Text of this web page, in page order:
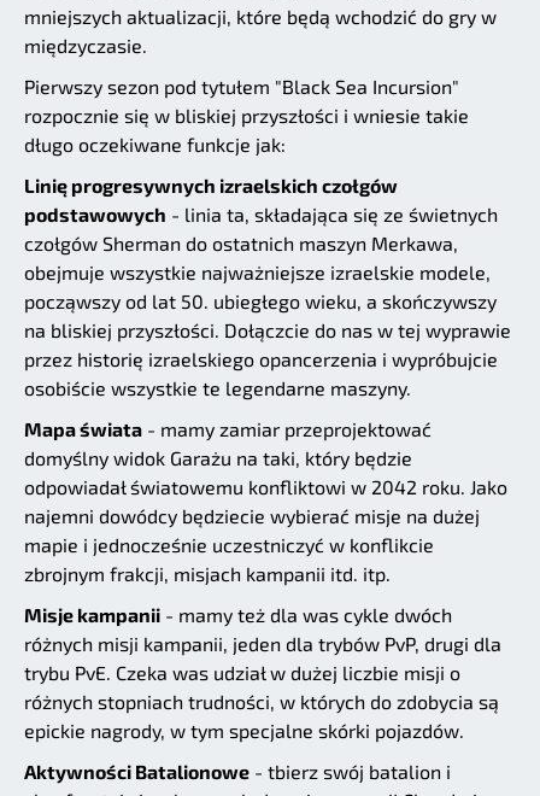
mniejszych aktualizacji, które będą wchodzić do gry w
międzyczasie.
Pierwszy sezon pod tytułem "Black Sea Incursion"
rozpocznie się w bliskiej przyszłości i wniesie takie
długo oczekiwane funkcje jak:
Linię progresywnych izraelskich czołgów
podstawowych - linia ta, składająca się ze świetnych
czołgów Sherman do ostatnich maszyn Merkawa,
obejmuje wszystkie najważniejsze izraelskie modele,
począwszy od lat 50. ubiegłego wieku, a skończywszy
na bliskiej przyszłości. Dołączcie do nas w tej wyprawie
przez historię izraelskiego opancerzenia i wypróbujcie
osobiście wszystkie te legendarne maszyny.
Mapa świata - mamy zamiar przeprojektować
domyślny widok Garażu na taki, który będzie
odpowiadał światowemu konfliktowi w 2042 roku. Jako
najemni dowódcy będziecie wybierać misje na dużej
mapie i jednocześnie uczestniczyć w konflikcie
zbrojnym frakcji, misjach kampanii itd. itp.
Misje kampanii - mamy też dla was cykle dwóch
różnych misji kampanii, jeden dla trybów PvP, drugi dla
trybu PvE. Czeka was udział w dużej liczbie misji o
różnych stopniach trudności, w których do zdobycia są
epickie nagrody, w tym specjalne skórki pojazdów.
Aktywności Batalionowe - tbierz swój batalion i